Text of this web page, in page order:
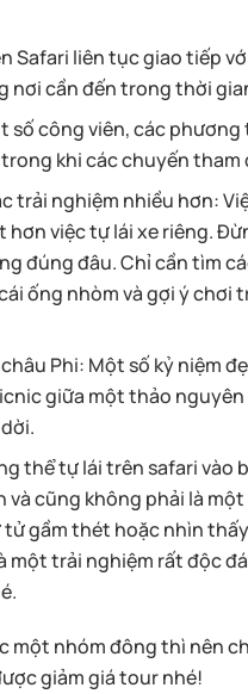
Safari liên tục giao tiếp
nơi cần đến trong thời
số công viên, các
khi các chuyến
trải nghiệm nhiều hơn:
hơn việc tự lái xe riêng.
đúng đâu. Chỉ cần tìm
ống nhòm và gợi ý chơi
Phi: Một số kỷ niệm
giữa một thảo
thể tự lái trên safari vào
cũng không phải là
gầm thét hoặc nhìn
một trải nghiệm rất độc
một nhóm đông thì nên
giảm giá tour nhé!